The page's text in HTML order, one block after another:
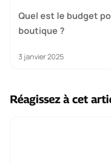
Quel est le budget
boutique ?
3 janvier 2025
Réagissez à cet